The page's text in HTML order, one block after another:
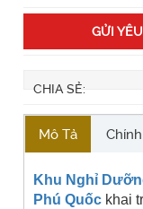
GỬI
CHIA SẺ:
Mô Tả
Khu Nghỉ
Phú Quốc khai